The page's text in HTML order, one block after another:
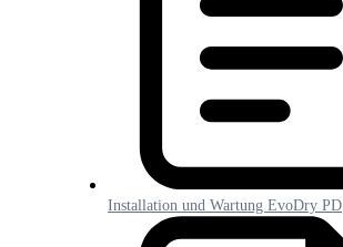
Installation und Wartung EvoDry PD